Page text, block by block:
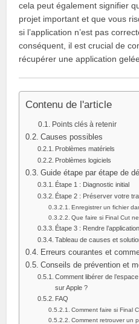
cela peut également signifier
projet important et que vous
si l’application n’est pas
conséquent, il est crucial de
récupérer une application
Contenu de l'article
Points clés à retenir
Causes possibles
Problèmes matériels
Problèmes logiciels
Guide étape par étape de
Étape 1 : Diagnostic initial
Étape 2 : Préserver votre
Enregistrer un fichier
Que faire si Final Cut
Étape 3 : Rendre
Tableau de causes et
Erreurs courantes et
Conseils de prévention et
Comment libérer de
sur Apple ?
FAQ
Comment faire si Final
Comment retrouver un